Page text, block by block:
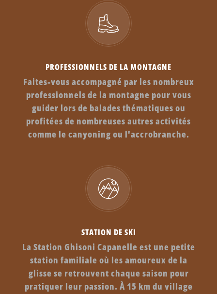
PROFESSIONNELS DE LA MONTAGNE
Faites-vous accompagné par les nombreux
professionnels de la montagne pour vous
guider lors de balades thématiques ou
profitées de nombreuses autres activités
comme le canyoning ou l'accrobranche.
STATION DE SKI
La Station Ghisoni Capanelle est une petite
station familiale où les amoureux de la
glisse se retrouvent chaque saison pour
pratiquer leur passion. À 15 km du village